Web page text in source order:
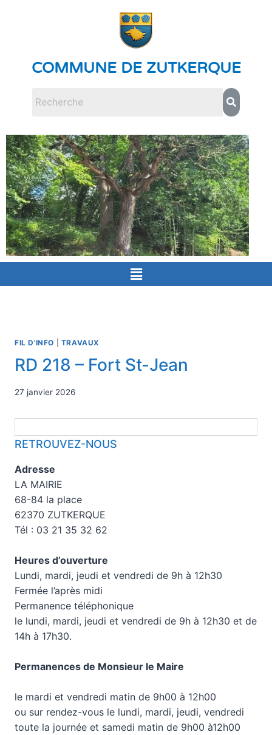
COMMUNE DE ZUTKERQUE
FIL D'INFO TRAVAUX
RD 218 – Fort St-Jean
27 janvier 2026
RETROUVEZ-NOUS
Adresse
LA MAIRIE
68-84 la place
62370 ZUTKERQUE
Tél : 03 21 35 32 62
Heures d’ouverture
Lundi, mardi, jeudi et vendredi de 9h à 12h30
Fermée l’après midi
Permanence téléphonique
le lundi, mardi, jeudi et vendredi de 9h à 12h30 et de
14h à 17h30.
Permanences de Monsieur le Maire
le mardi et vendredi matin de 9h00 à 12h00
ou sur rendez-vous le lundi, mardi, jeudi, vendredi
toute la journée et samedi matin de 9h00 à12h00